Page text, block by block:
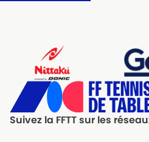
Suivez la FFTT sur les